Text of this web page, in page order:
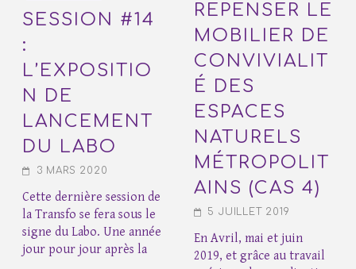
SESSION #14
:
L’EXPOSITIO
N DE
LANCEMENT
DU LABO
3 MARS 2020
Cette dernière session de
la Transfo se fera sous le
signe du Labo. Une année
jour pour jour après la
REPENSER LE
MOBILIER DE
CONVIVIALIT
É DES
ESPACES
NATURELS
MÉTROPOLIT
AINS (CAS 4)
5 JUILLET 2019
En Avril, mai et juin
2019, et grâce au travail